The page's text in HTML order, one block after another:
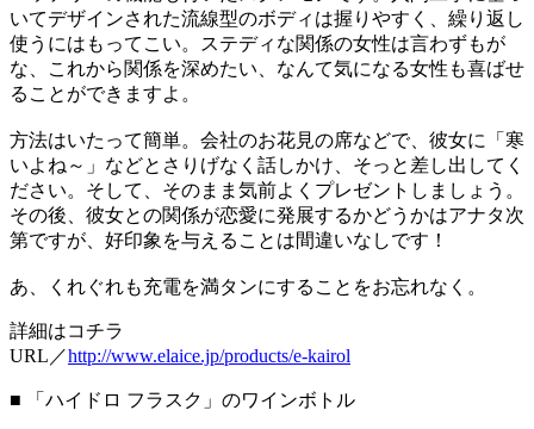
いてデザインされた流線型のボディは握りやすく、繰り返し
使うにはもってこい。ステディな関係の女性は言わずもが
な、これから関係を深めたい、なんて気になる女性も喜ばせ
ることができますよ。
方法はいたって簡単。会社のお花見の席などで、彼女に「寒
いよね～」などとさりげなく話しかけ、そっと差し出してく
ださい。そして、そのまま気前よくプレゼントしましょう。
その後、彼女との関係が恋愛に発展するかどうかはアナタ次
第ですが、好印象を与えることは間違いなしです！
あ、くれぐれも充電を満タンにすることをお忘れなく。
詳細はコチラ
URL／http://www.elaice.jp/products/e-kairol
■ 「ハイドロ フラスク」のワインボトル